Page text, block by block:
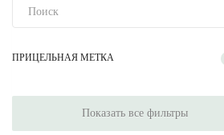
ПРИЦЕЛЬНАЯ МЕТКА
Показать все фильтры